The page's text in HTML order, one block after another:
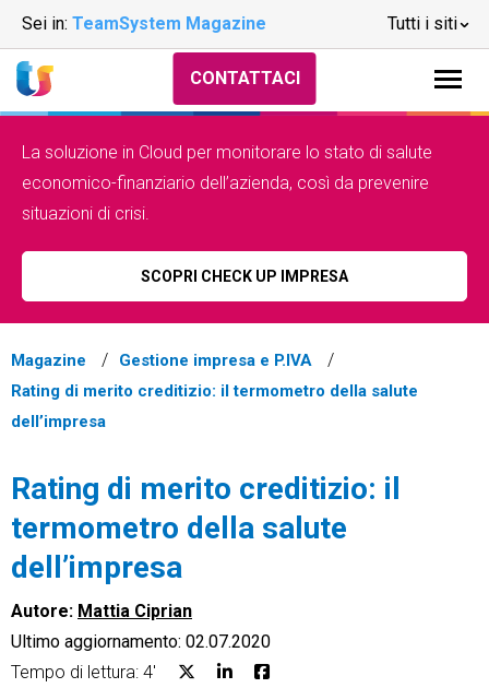
Sei in: TeamSystem Magazine Tutti i siti
Ecommerce
CONTATTACI
La soluzione in Cloud per monitorare lo stato di salute
economico-finanziario dell’azienda, così da prevenire
situazioni di crisi.
SCOPRI CHECK UP IMPRESA
Magazine
Gestione impresa e P.IVA
Rating di merito creditizio: il termometro della salute
dell’impresa
Rating di merito creditizio: il
termometro della salute
dell’impresa
Autore: Mattia Ciprian
Ultimo aggiornamento: 02.07.2020
Tempo di lettura: 4'